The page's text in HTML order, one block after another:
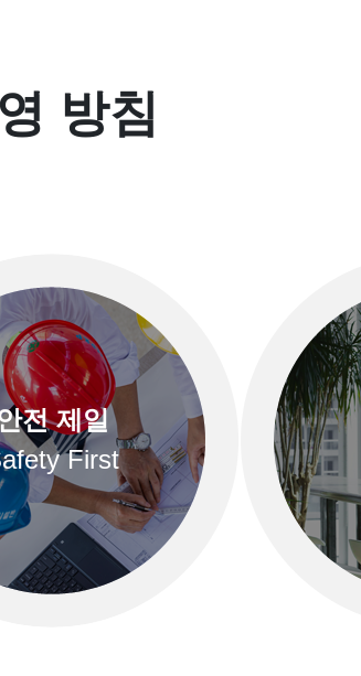
방침
전 제일
First